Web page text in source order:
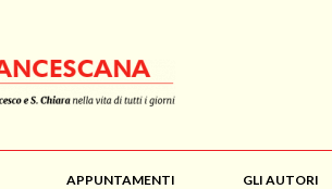
APPUNTAMENTI GLI AUTORI